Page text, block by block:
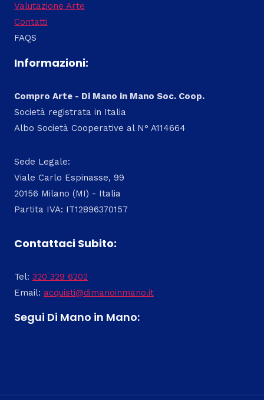
Valutazione Arte
Contatti
FAQS
Informazioni:
Compro Arte - Di Mano in Mano Soc. Coop.
Società registrata in Italia
Albo Società Cooperative al N° A114664
Sede Legale:
Viale Carlo Espinasse, 99
20156 Milano (MI) - Italia
Partita IVA: IT12896370157
Contattaci Subito:
Tel: 320 329 6202
Email: acquisti@dimanoinmano.it
Segui Di Mano in Mano: